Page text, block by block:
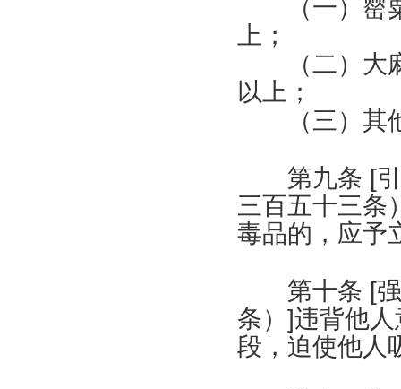
（一）罂粟
上；
（二）大麻
以上；
（三）其他
第九条 [
三百五十三条
毒品的，应予
第十条 [
条） ]违背他
段，迫使他人